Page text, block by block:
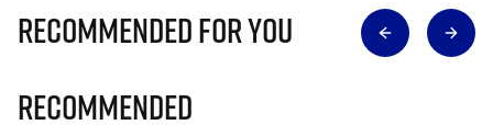
Recommended for you
Recommended